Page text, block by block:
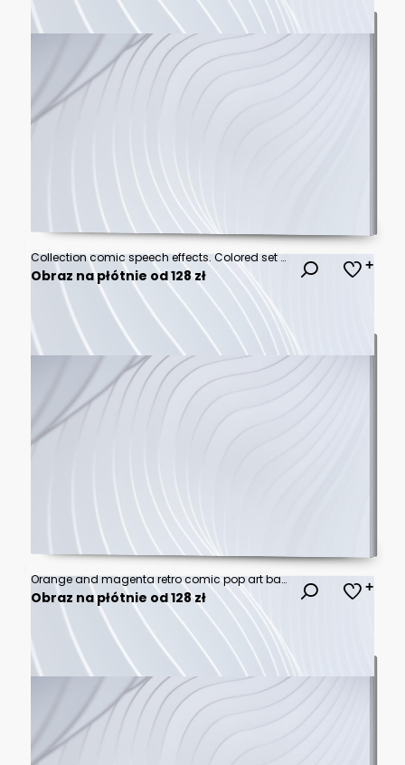
Collection comic speech effects. Colored set sound bubble effects in pop art style. Vector illustration. EPS 10.
Obraz na płótnie od 128 zł
Orange and magenta retro comic pop art background with dots, cartoon halftone background vector illustration eps10
Obraz na płótnie od 128 zł